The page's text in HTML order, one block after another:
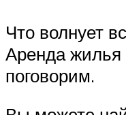
Что волнует
Аренда жилья
поговорим.